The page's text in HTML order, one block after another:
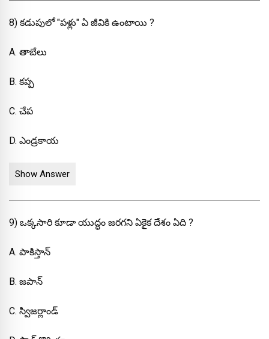
8) కడుపులో "పళ్లు" ఏ జీవికి ఉంటాయి ?
A. తాబేలు
B. కప్ప
C. చేప
D. ఎండ్రకాయ
Show Answer
9) ఒక్కసారి కూడా యుద్ధం జరగని ఏకైక దేశం ఏది ?
A. పాకిస్తాన్
B. జపాన్
C. స్విజర్లాండ్